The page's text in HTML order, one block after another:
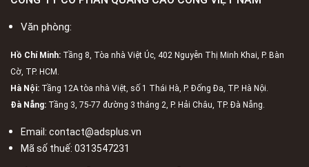
Văn phòng:
Hồ Chí Minh: Tầng 8, Tòa nhà Việt Úc, 402 Nguyễn Thị Minh Khai, P. Bàn
Cờ, TP. HCM.
Hà Nội: Tầng 12A tòa nhà Việt, số 1 Thái Hà, P. Đống Đa, TP. Hà Nội.
Đà Nẵng: Tầng 3, 75-77 đường 3 tháng 2, P. Hải Châu, TP. Đà Nẵng.
Email: contact@adsplus.vn
Mã số thuế: 0313547231